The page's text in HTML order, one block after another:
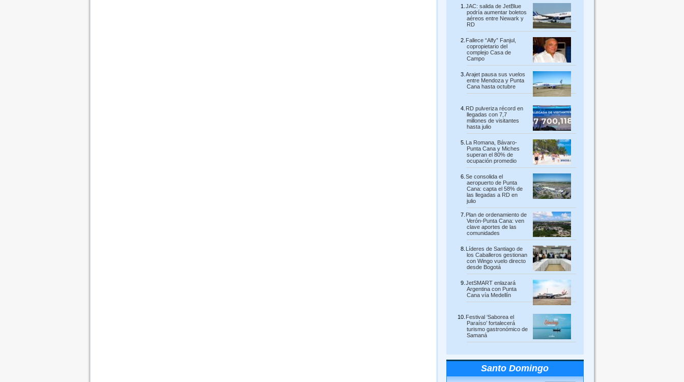
JAC: salida de JetBlue
podría aumentar boletos
aéreos entre Newark y
RD
Fallece “Alfy” Fanjul,
copropietario del
complejo Casa de
Campo
Arajet pausa sus vuelos
entre Mendoza y Punta
Cana hasta octubre
RD pulveriza récord en
llegadas con 7,7
millones de visitantes
hasta julio
La Romana, Bávaro-
Punta Cana y Miches
superan el 80% de
ocupación promedio
Se consolida el
aeropuerto de Punta
Cana: capta el 58% de
las llegadas a RD en
julio
Plan de ordenamiento de
Verón-Punta Cana: ven
clave aportes de las
comunidades
Líderes de Santiago de
los Caballeros gestionan
con Wingo vuelo directo
desde Bogotá
JetSMART enlazará
Argentina con Punta
Cana vía Medellín
Festival ‘Saborea el
Paraíso’ fortalecerá
turismo gastronómico de
Samaná
Santo Domingo